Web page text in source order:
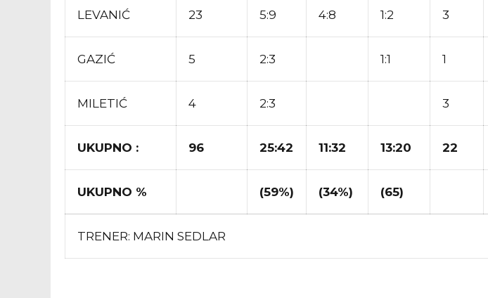
LEVANIĆ 23 5:9 4:8 1:2 3
GAZIĆ 5 2:3 1:1 1
MILETIĆ 4 2:3 3
UKUPNO : 96 25:42 11:32 13:20 22
UKUPNO % (59%) (34%) (65)
TRENER: MARIN SEDLAR